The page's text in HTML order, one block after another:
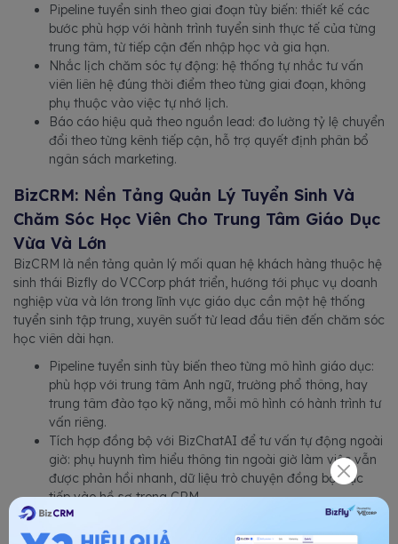
Pipeline tuyển sinh theo giai đoạn tùy biến: thiết kế các
bước phù hợp với hành trình tuyển sinh thực tế của từng
trung tâm, từ tiếp cận đến nhập học và gia hạn.
Nhắc lịch chăm sóc tự động: hệ thống tự nhắc tư vấn
viên liên hệ đúng thời điểm theo từng giai đoạn, không
phụ thuộc vào việc tự nhớ lịch.
Báo cáo hiệu quả theo nguồn lead: đo lường tỷ lệ chuyển
đổi theo từng kênh tiếp cận, hỗ trợ quyết định phân bổ
ngân sách marketing.
BizCRM: Nền Tảng Quản Lý Tuyển Sinh Và
Chăm Sóc Học Viên Cho Trung Tâm Giáo Dục
Vừa Và Lớn
BizCRM là nền tảng quản lý mối quan hệ khách hàng thuộc hệ
sinh thái Bizfly do VCCorp phát triển, hướng tới phục vụ doanh
nghiệp vừa và lớn trong lĩnh vực giáo dục cần một hệ thống
tuyển sinh tập trung, xuyên suốt từ lead đầu tiên đến chăm sóc
học viên dài hạn.
Pipeline tuyển sinh tùy biến theo từng mô hình giáo dục:
phù hợp với trung tâm Anh ngữ, trường phổ thông, hay
trung tâm đào tạo kỹ năng, mỗi mô hình có hành trình tư
vấn riêng.
Tích hợp đồng bộ với BizChatAI để tư vấn tự động ngoài
giờ: phụ huynh tìm hiểu thông tin ngoài giờ làm việc vẫn
được phản hồi nhanh, dữ liệu trò chuyện đồng bộ trực
tiếp vào hồ sơ trong CRM.
Tích hợp với Email Marketing để nhắc lịch chăm sóc phụ
huynh: tự động gửi nội dung nhắc lịch tư vấn hoặc gia